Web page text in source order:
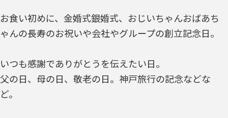
お食い初めに、金婚式銀婚式、おじいちゃんおばあち
ゃんの長寿のお祝いや会社やグループの創立記念日。
いつも感謝でありがとうを伝えたい日。
父の日、母の日、敬老の日。神戸旅行の記念などな
ど。